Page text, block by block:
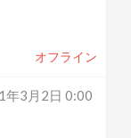
オフライン
年3月2日 0:00